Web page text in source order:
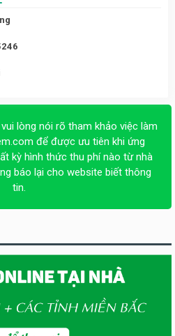
lòng nói rõ tham khảo việc làm
để được ưu tiên khi ứng
kỳ hình thức thu phí nào từ nhà
báo lại cho website biết thông
tin.